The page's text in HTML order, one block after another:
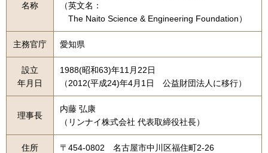
名称
（英文名：
The Naito Science & Engineering Foundation）
主務官庁 愛知県
設立
年月日
1988(昭和63)年11月22日
（2012(平成24)年4月1日 公益財団法人に移行）
理事長
内藤 弘康
（リンナイ株式会社 代表取締役社長）
住所 〒454-0802 名古屋市中川区福住町2-26